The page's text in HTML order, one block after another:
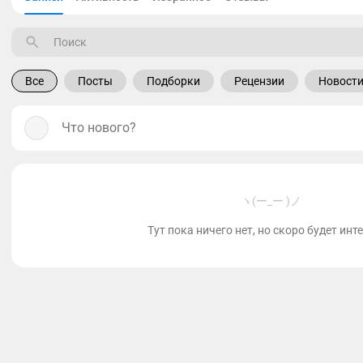
Все Посты Подборки Рецензии Новости
Что нового?
ヽ(ー_ー )ノ
Тут пока ничего нет, но скоро будет